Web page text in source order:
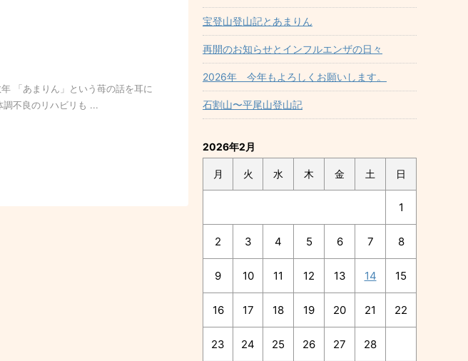
「あまりん」という苺の話を耳に
不良のリハビリも ...
宝登山登山記とあまりん
再開のお知らせとインフルエンザの日々
2026年 今年もよろしくお願いします。
石割山〜平尾山登山記
2026年2月
月 火 水 木 金 土 日
1
2 3 4 5 6 7 8
9 10 11 12 13 14 15
16 17 18 19 20 21 22
23 24 25 26 27 28